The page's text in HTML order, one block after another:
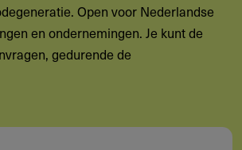
Open voor Nederlandse
en ondernemingen. Je kunt de
gedurende de